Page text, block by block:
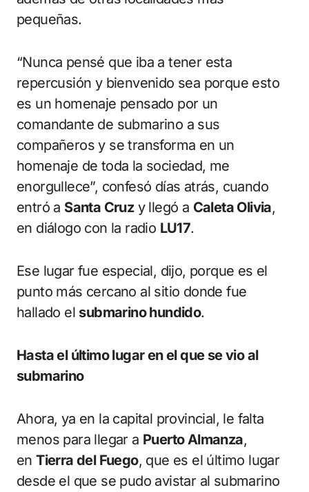
pequeñas.
“Nunca pensé que iba a tener esta
repercusión y bienvenido sea porque esto
es un homenaje pensado por un
comandante de submarino a sus
compañeros y se transforma en un
homenaje de toda la sociedad, me
enorgullece”, confesó días atrás, cuando
entró a Santa Cruzy llegó a Caleta Olivia,
en diálogo con la radio LU17.
Ese lugar fue especial, dijo, porque es el
punto más cercano al sitio donde fue
hallado el submarino hundido.
Hasta el último lugar en el que se vio al
submarino
Ahora, ya en la capital provincial, le falta
menos para llegar a Puerto Almanza,
enTierra del Fuego, que es el último lugar
desde el que se pudo avistar al submarino